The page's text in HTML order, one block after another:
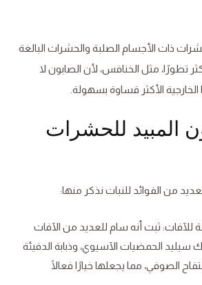
ذات الأجسام الصلبة والحشرات البالغة
تطورًا، مثل الخنافس، لأن الصابون لا
الأكثر قساوة بسهولة.
المبيد للحشرات
من الفوائد للنبات نذكر منها:
للآفات: ثبت أنه سام للعديد من الآفات
سيليد الحمضيات الآسيوي، وذبابة الدفيئة
الصوفي، مما يجعلها خيارًا فعالًا